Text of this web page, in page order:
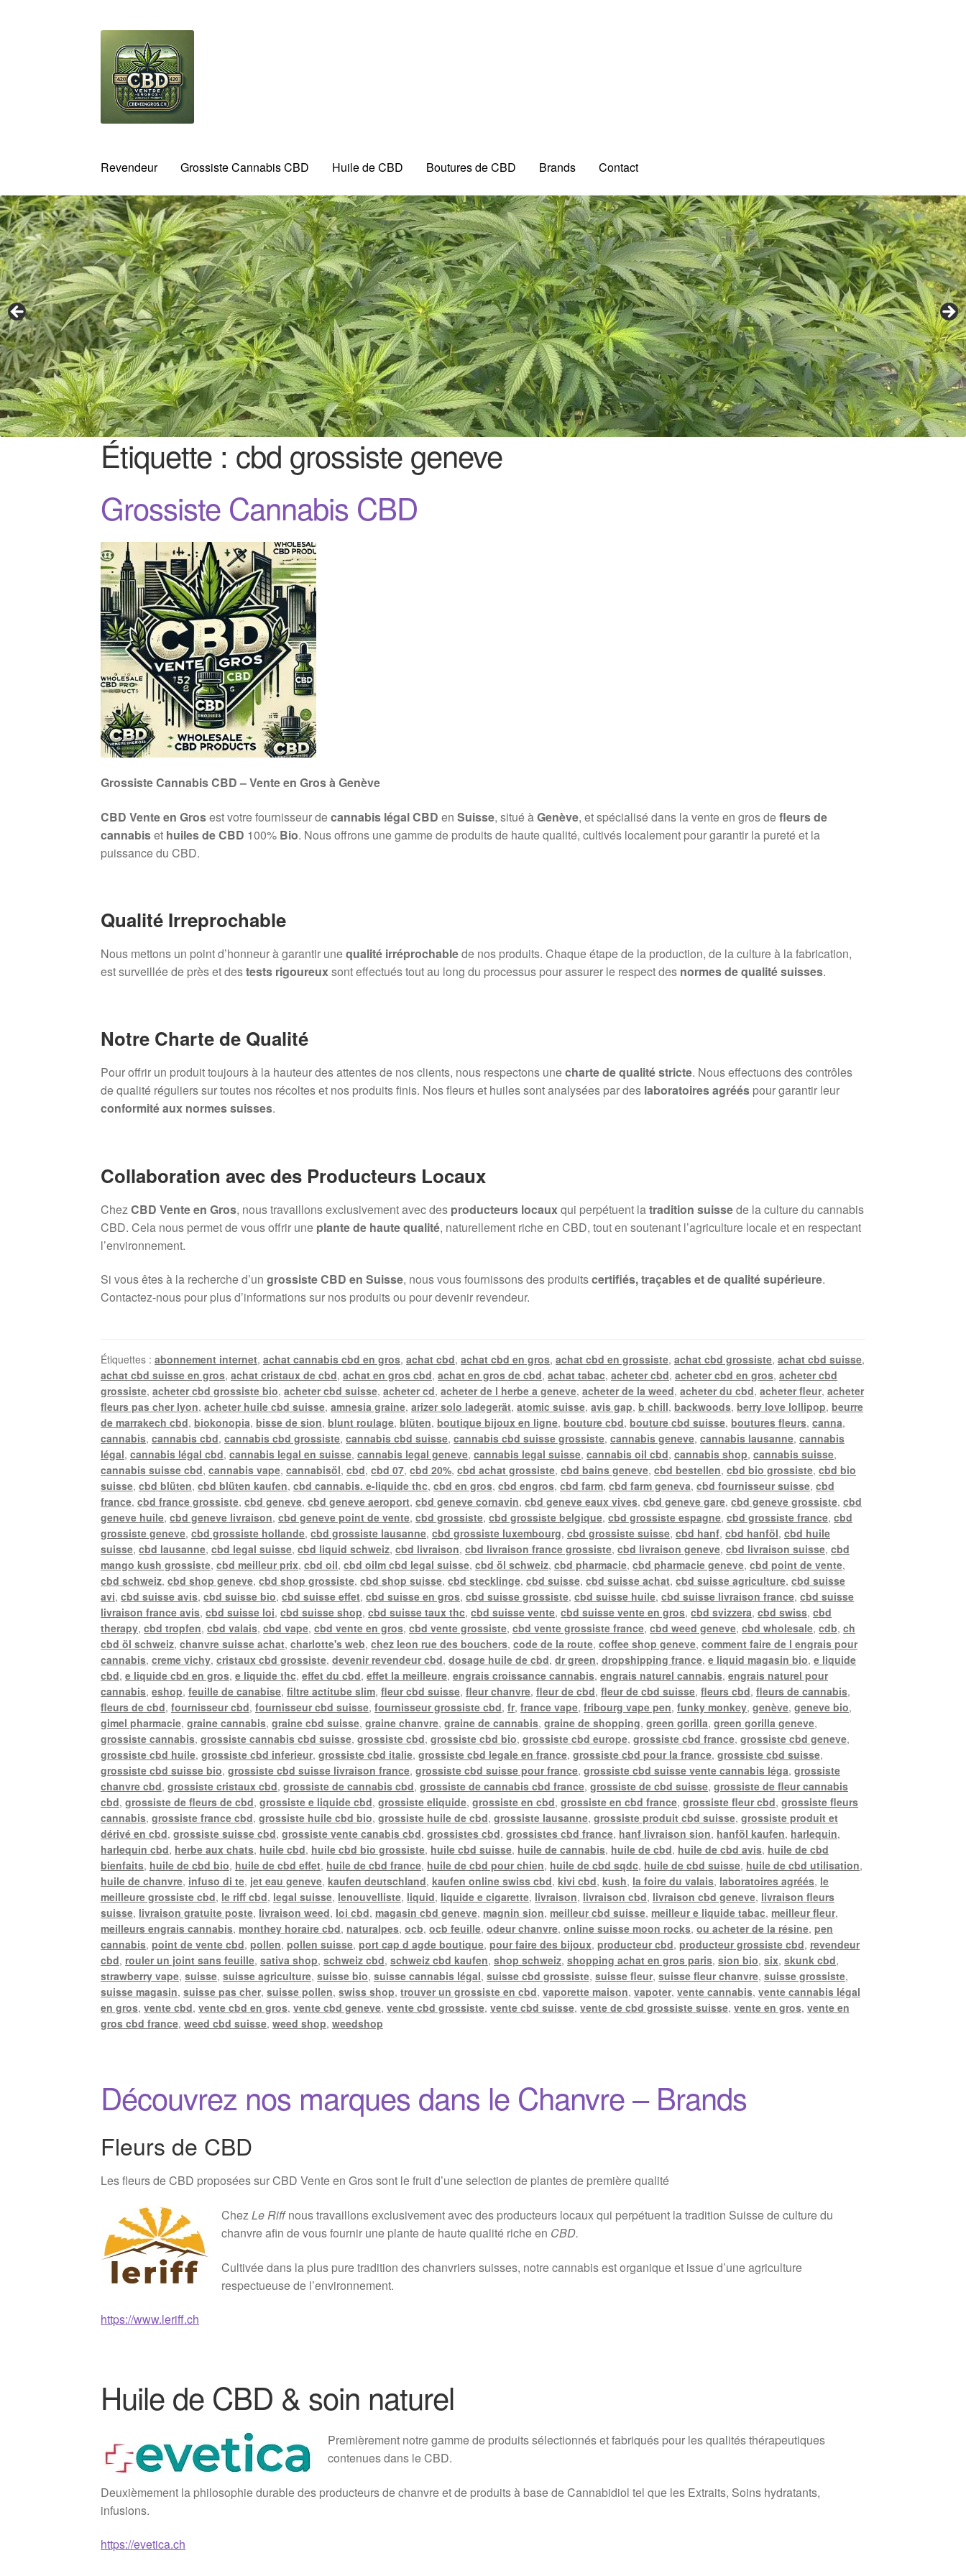
navigation
contenu
Revendeur Grossiste Cannabis CBD Huile de CBD Boutures de CBD Brands Contact
Étiquette : cbd grossiste geneve
Grossiste Cannabis CBD
Grossiste Cannabis CBD – Vente en Gros à Genève
CBD Vente en Grosest votre fournisseur decannabis légal CBD enSuisse, situé àGenève, et spécialisé dans la vente en gros defleurs de
cannabiset huiles de CBD 100% Bio. Nous offrons une gamme de produits de haute qualité, cultivés localement pour garantir la pureté et la
puissance du CBD.
Qualité Irreprochable
Nous mettons un point d’honneur à garantir unequalité irréprochablede nos produits. Chaque étape de la production, de la culture à la fabrication,
est surveillée de près et destests rigoureuxsont effectués tout au long du processus pour assurer le respect des normes de qualité suisses.
Notre Charte de Qualité
Pour offrir un produit toujours à la hauteur des attentes de nos clients, nous respectons unecharte de qualité stricte. Nous effectuons des contrôles
de qualité réguliers sur toutes nos récoltes et nos produits finis. Nos fleurs et huiles sont analysées par des laboratoires agréés pour garantir leur
conformité aux normes suisses.
Collaboration avec des Producteurs Locaux
ChezCBD Vente en Gros, nous travaillons exclusivement avec des producteurs locauxqui perpétuent latradition suissede la culture du cannabis
CBD. Cela nous permet de vous offrir une plante de haute qualité, naturellement riche en CBD, tout en soutenant l’agriculture locale et en respectant
l’environnement.
Si vous êtes à la recherche d’ungrossiste CBD en Suisse, nous vous fournissons des produitscertifiés, traçables et de qualité supérieure.
Contactez-nous pour plus d’informations sur nos produits ou pour devenir revendeur.
Étiquettes :abonnement internet,achat cannabis cbd en gros,achat cbd,achat cbd en gros,achat cbd en grossiste,achat cbd grossiste,achat cbd suisse,
achat cbd suisse en gros,achat cristaux de cbd,achat en gros cbd,achat en gros de cbd,achat tabac,acheter cbd,acheter cbd en gros,acheter cbd
grossiste,acheter cbd grossiste bio,acheter cbd suisse,acheter cd,acheter de l herbe a geneve,acheter de la weed,acheter du cbd,acheter fleur,acheter
fleurs pas cher lyon,acheter huile cbd suisse,amnesia graine,arizer solo ladegerät,atomic suisse,avis gap,b chill,backwoods,berry love lollipop,beurre
de marrakech cbd,biokonopia,bisse de sion,blunt roulage,blüten,boutique bijoux en ligne,bouture cbd,bouture cbd suisse,boutures fleurs,canna,
cannabis,cannabis cbd,cannabis cbd grossiste,cannabis cbd suisse,cannabis cbd suisse grossiste,cannabis geneve,cannabis lausanne,cannabis
légal,cannabis légal cbd,cannabis legal en suisse,cannabis legal geneve,cannabis legal suisse,cannabis oil cbd,cannabis shop,cannabis suisse,
cannabis suisse cbd,cannabis vape,cannabisöl,cbd,cbd 07,cbd 20%,cbd achat grossiste,cbd bains geneve,cbd bestellen,cbd bio grossiste,cbd bio
suisse,cbd blüten,cbd blüten kaufen,cbd cannabis. e-liquide thc,cbd en gros,cbd engros,cbd farm,cbd farm geneva,cbd fournisseur suisse,cbd
france,cbd france grossiste,cbd geneve,cbd geneve aeroport,cbd geneve cornavin,cbd geneve eaux vives,cbd geneve gare,cbd geneve grossiste,cbd
geneve huile,cbd geneve livraison,cbd geneve point de vente,cbd grossiste,cbd grossiste belgique,cbd grossiste espagne,cbd grossiste france,cbd
grossiste geneve,cbd grossiste hollande,cbd grossiste lausanne,cbd grossiste luxembourg,cbd grossiste suisse,cbd hanf,cbd hanföl,cbd huile
suisse,cbd lausanne,cbd legal suisse,cbd liquid schweiz,cbd livraison,cbd livraison france grossiste,cbd livraison geneve,cbd livraison suisse,cbd
mango kush grossiste,cbd meilleur prix,cbd oil,cbd oilm cbd legal suisse,cbd öl schweiz,cbd pharmacie,cbd pharmacie geneve,cbd point de vente,
cbd schweiz,cbd shop geneve,cbd shop grossiste,cbd shop suisse,cbd stecklinge,cbd suisse,cbd suisse achat,cbd suisse agriculture,cbd suisse
avi,cbd suisse avis,cbd suisse bio,cbd suisse effet,cbd suisse en gros,cbd suisse grossiste,cbd suisse huile,cbd suisse livraison france,cbd suisse
livraison france avis,cbd suisse loi,cbd suisse shop,cbd suisse taux thc,cbd suisse vente,cbd suisse vente en gros,cbd svizzera,cbd swiss,cbd
therapy,cbd tropfen,cbd valais,cbd vape,cbd vente en gros,cbd vente grossiste,cbd vente grossiste france,cbd weed geneve,cbd wholesale,cdb,ch
cbd öl schweiz,chanvre suisse achat,charlotte's web,chez leon rue des bouchers,code de la route,coffee shop geneve,comment faire de l engrais pour
cannabis,creme vichy,cristaux cbd grossiste,devenir revendeur cbd,dosage huile de cbd,dr green,dropshipping france,e liquid magasin bio,e liquide
cbd,e liquide cbd en gros,e liquide thc,effet du cbd,effet la meilleure,engrais croissance cannabis,engrais naturel cannabis,engrais naturel pour
cannabis,eshop,feuille de canabise,filtre actitube slim,fleur cbd suisse,fleur chanvre,fleur de cbd,fleur de cbd suisse,fleurs cbd,fleurs de cannabis,
fleurs de cbd,fournisseur cbd,fournisseur cbd suisse,fournisseur grossiste cbd,fr,france vape,fribourg vape pen,funky monkey,genève,geneve bio,
gimel pharmacie,graine cannabis,graine cbd suisse,graine chanvre,graine de cannabis,graine de shopping,green gorilla,green gorilla geneve,
grossiste cannabis,grossiste cannabis cbd suisse,grossiste cbd,grossiste cbd bio,grossiste cbd europe,grossiste cbd france,grossiste cbd geneve,
grossiste cbd huile,grossiste cbd inferieur,grossiste cbd italie,grossiste cbd legale en france,grossiste cbd pour la france,grossiste cbd suisse,
grossiste cbd suisse bio,grossiste cbd suisse livraison france,grossiste cbd suisse pour france,grossiste cbd suisse vente cannabis léga,grossiste
chanvre cbd,grossiste cristaux cbd,grossiste de cannabis cbd,grossiste de cannabis cbd france,grossiste de cbd suisse,grossiste de fleur cannabis
cbd,grossiste de fleurs de cbd,grossiste e liquide cbd,grossiste eliquide,grossiste en cbd,grossiste en cbd france,grossiste fleur cbd,grossiste fleurs
cannabis,grossiste france cbd,grossiste huile cbd bio,grossiste huile de cbd,grossiste lausanne,grossiste produit cbd suisse,grossiste produit et
dérivé en cbd,grossiste suisse cbd,grossiste vente canabis cbd,grossistes cbd,grossistes cbd france, hanf livraison sion, hanföl kaufen, harlequin,
harlequin cbd, herbe aux chats, huile cbd, huile cbd bio grossiste, huile cbd suisse, huile de cannabis, huile de cbd, huile de cbd avis, huile de cbd
bienfaits, huile de cbd bio, huile de cbd effet, huile de cbd france, huile de cbd pour chien, huile de cbd sqdc, huile de cbd suisse, huile de cbd utilisation,
huile de chanvre, infuso di te, jet eau geneve,kaufen deutschland,kaufen online swiss cbd,kivi cbd,kush, la foire du valais, laboratoires agréés, le
meilleure grossiste cbd, le riff cbd, legal suisse, lenouvelliste, liquid, liquide e cigarette, livraison, livraison cbd, livraison cbd geneve, livraison fleurs
suisse, livraison gratuite poste, livraison weed, loi cbd,magasin cbd geneve,magnin sion,meilleur cbd suisse,meilleur e liquide tabac,meilleur fleur,
meilleurs engrais cannabis,monthey horaire cbd, naturalpes,ocb,ocb feuille,odeur chanvre,online suisse moon rocks,ou acheter de la résine,pen
cannabis,point de vente cbd,pollen,pollen suisse,port cap d agde boutique,pour faire des bijoux,producteur cbd,producteur grossiste cbd, revendeur
cbd, rouler un joint sans feuille,sativa shop,schweiz cbd,schweiz cbd kaufen,shop schweiz,shopping achat en gros paris,sion bio,six,skunk cbd,
strawberry vape,suisse,suisse agriculture,suisse bio,suisse cannabis légal,suisse cbd grossiste,suisse fleur,suisse fleur chanvre,suisse grossiste,
suisse magasin,suisse pas cher,suisse pollen,swiss shop,trouver un grossiste en cbd,vaporette maison,vapoter,vente cannabis,vente cannabis légal
en gros,vente cbd,vente cbd en gros,vente cbd geneve,vente cbd grossiste,vente cbd suisse,vente de cbd grossiste suisse,vente en gros,vente en
gros cbd france,weed cbd suisse,weed shop,weedshop
Découvrez nos marques dans le Chanvre – Brands
Fleurs de CBD
Les fleurs de CBD proposées sur CBD Vente en Gros sont le fruit d’une selection de plantes de première qualité
ChezLe Riffnous travaillons exclusivement avec des producteurs locaux qui perpétuent la tradition Suisse de culture du
chanvre afin de vous fournir une plante de haute qualité riche en CBD.
Cultivée dans la plus pure tradition des chanvriers suisses, notre cannabis est organique et issue d’une agriculture
respectueuse de l’environnement.
https://www.leriff.ch
Huile de CBD & soin naturel
Premièrement notre gamme de produits sélectionnés et fabriqués pour les qualités thérapeutiques
contenues dans le CBD.
Deuxièmement la philosophie durable des producteurs de chanvre et de produits à base de Cannabidiol tel que les Extraits, Soins hydratants,
infusions.
https://evetica.ch